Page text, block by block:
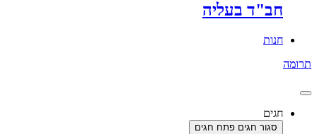
חב"ד בעליה
חנות
תרומה
חגים
סגור חגים פתח חגים